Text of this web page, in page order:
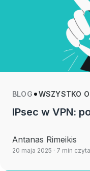
BLOG WSZYSTKO
IPsec w VPN:
Antanas Rimeikis
20 maja 2025 · 7 min